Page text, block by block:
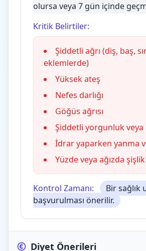
olursa veya 7 gün içinde
Kritik Belirtiler:
Şiddetli ağrı (diş, baş,
eklemlerde)
Yüksek ateş
Nefes darlığı
Göğüs ağrısı
Şiddetli yorgunluk veya
İdrar yaparken yanma
Yüzde veya ağızda şişlik
Kontrol Zamanı:
Bir sağlık
başvurulması önerilir.
Diyet Önerileri